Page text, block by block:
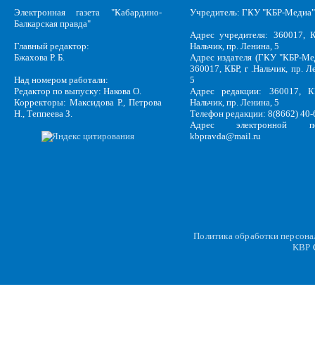
Электронная газета "Кабардино-
Балкарская правда"
Главный редактор:
Бжахова Р. Б.
Над номером работали:
Редактор по выпуску: Накова О.
Корректоры: Максидова Р., Петрова
Н., Теппеева З.
Учредитель: ГКУ "КБР-Медиа"
Адрес учредителя: 360017,
Нальчик, пр. Ленина, 5
Адрес издателя (ГКУ "КБР-
360017, КБР, г .Нальчик, пр.
5
Адрес редакции: 360017,
Нальчик, пр. Ленина, 5
Телефон редакции: 8(8662)
Адрес электронной
kbpravda@mail.ru
Политика обработки
KBP